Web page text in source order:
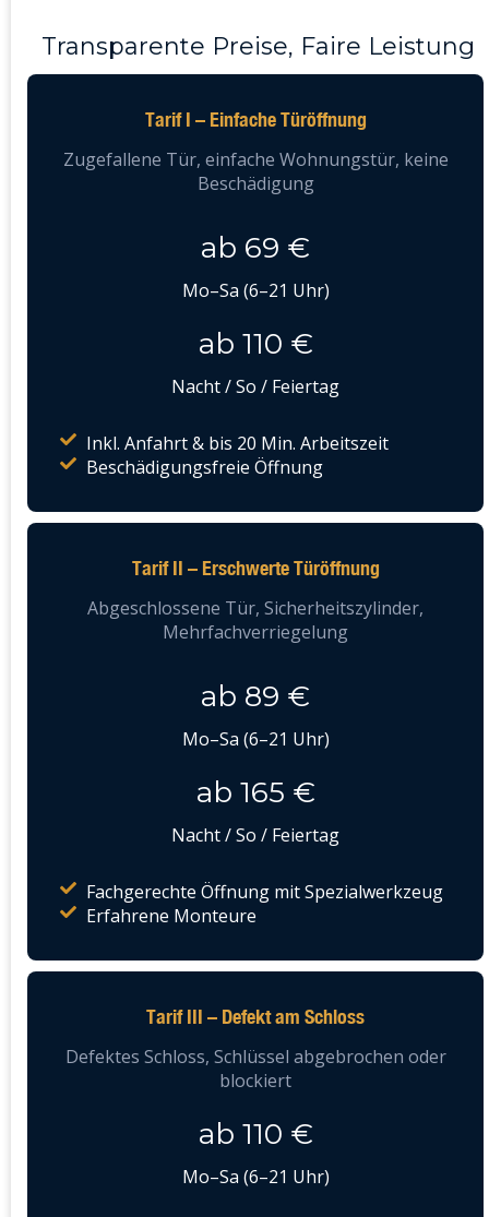
Transparente Preise, Faire Leistung
Tarif I – Einfache Türöffnung
Zugefallene Tür, einfache Wohnungstür, keine
Beschädigung
ab 69 €
Mo–Sa (6–21 Uhr)
ab 110 €
Nacht / So / Feiertag
Inkl. Anfahrt & bis 20 Min. Arbeitszeit
Beschädigungsfreie Öffnung
Tarif II – Erschwerte Türöffnung
Abgeschlossene Tür, Sicherheitszylinder,
Mehrfachverriegelung
ab 89 €
Mo–Sa (6–21 Uhr)
ab 165 €
Nacht / So / Feiertag
Fachgerechte Öffnung mit Spezialwerkzeug
Erfahrene Monteure
Tarif III – Defekt am Schloss
Defektes Schloss, Schlüssel abgebrochen oder
blockiert
ab 110 €
Mo–Sa (6–21 Uhr)